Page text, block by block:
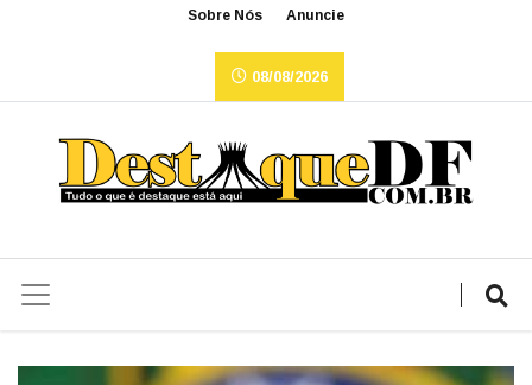
Sobre Nós Anuncie
08/08/2026